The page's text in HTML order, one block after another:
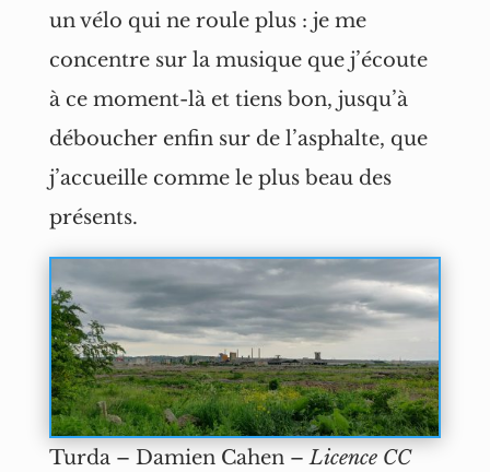
un vélo qui ne roule plus : je me
concentre sur la musique que j’écoute
à ce moment-là et tiens bon, jusqu’à
déboucher enfin sur de l’asphalte, que
j’accueille comme le plus beau des
présents.
Turda – Damien Cahen –Licence CC